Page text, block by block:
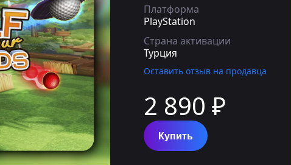
Платформа
PlayStation
Страна активации
Турция
Оставить отзыв на продавца
2 890 ₽
Купить